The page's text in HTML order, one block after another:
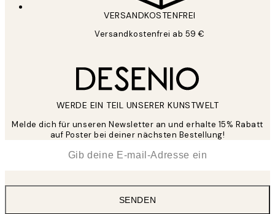
VERSANDKOSTENFREI
Versandkostenfrei ab 59 €
WERDE EIN TEIL UNSERER KUNSTWELT
Melde dich für unseren Newsletter an und erhalte 15% Rabatt
auf Poster bei deiner nächsten Bestellung!
SENDEN